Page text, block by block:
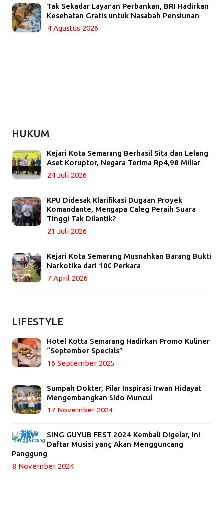
Tak Sekadar Layanan Perbankan, BRI Hadirkan
Kesehatan Gratis untuk Nasabah Pensiunan
4 Agustus 2026
HUKUM
Kejari Kota Semarang Berhasil Sita dan Lelang
Aset Koruptor, Negara Terima Rp4,98 Miliar
24 Juli 2026
KPU Didesak Klarifikasi Dugaan Proyek
Komandante, Mengapa Caleg Peraih Suara
Tinggi Tak Dilantik?
21 Juli 2026
Kejari Kota Semarang Musnahkan Barang Bukti
Narkotika dari 100 Perkara
7 April 2026
LIFESTYLE
Hotel Kotta Semarang Hadirkan Promo Kuliner
“September Specials”
16 September 2025
Sumpah Dokter, Pilar Inspirasi Irwan Hidayat
Mengembangkan Sido Muncul
17 November 2024
SING GUYUB FEST 2024 Kembali Digelar, Ini
Daftar Musisi yang Akan Mengguncang
Panggung
8 November 2024